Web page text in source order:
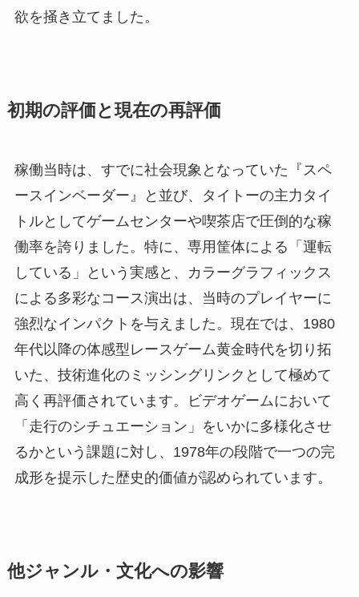
欲を掻き立てました。
初期の評価と現在の再評価
稼働当時は、すでに社会現象となっていた『スペ
ースインベーダー』と並び、タイトーの主力タイ
トルとしてゲームセンターや喫茶店で圧倒的な稼
働率を誇りました。特に、専用筐体による「運転
している」という実感と、カラーグラフィックス
による多彩なコース演出は、当時のプレイヤーに
強烈なインパクトを与えました。現在では、1980
年代以降の体感型レースゲーム黄金時代を切り拓
いた、技術進化のミッシングリンクとして極めて
高く再評価されています。ビデオゲームにおいて
「走行のシチュエーション」をいかに多様化させ
るかという課題に対し、1978年の段階で一つの完
成形を提示した歴史的価値が認められています。
他ジャンル・文化への影響